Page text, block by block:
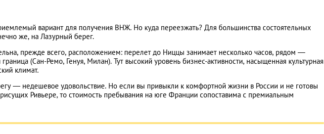
вариант для получения ВНЖ. Но куда переезжать? Для большинства состоятельных
же, на Лазурный берег.
прежде всего, расположением: перелет до Ниццы занимает несколько часов, рядом —
(Сан-Ремо, Генуя, Милан). Тут высокий уровень бизнес-активности, насыщенная культурная
климат.
— недешевое удовольствие. Но если вы привыкли к комфортной жизни в России и не готовы
Ривьере, то стоимость пребывания на юге Франции сопоставима с премиальным